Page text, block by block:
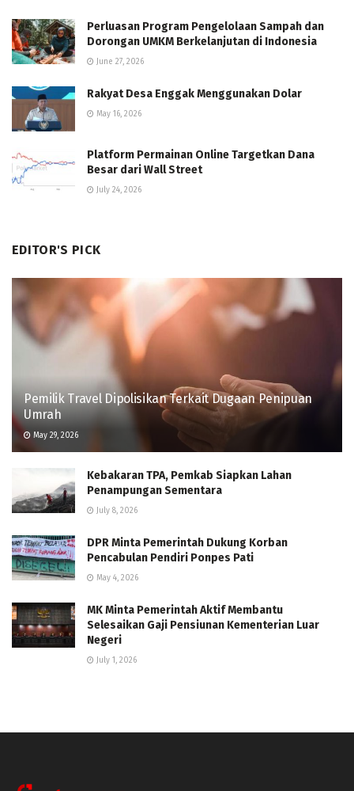
Perluasan Program Pengelolaan Sampah dan
Dorongan UMKM Berkelanjutan di Indonesia
June 27, 2026
Rakyat Desa Enggak Menggunakan Dolar
May 16, 2026
Platform Permainan Online Targetkan Dana
Besar dari Wall Street
July 24, 2026
EDITOR'S PICK
Pemilik Travel Dipolisikan Terkait Dugaan Penipuan
Umrah
May 29, 2026
Kebakaran TPA, Pemkab Siapkan Lahan
Penampungan Sementara
July 8, 2026
DPR Minta Pemerintah Dukung Korban
Pencabulan Pendiri Ponpes Pati
May 4, 2026
MK Minta Pemerintah Aktif Membantu
Selesaikan Gaji Pensiunan Kementerian Luar
Negeri
July 1, 2026